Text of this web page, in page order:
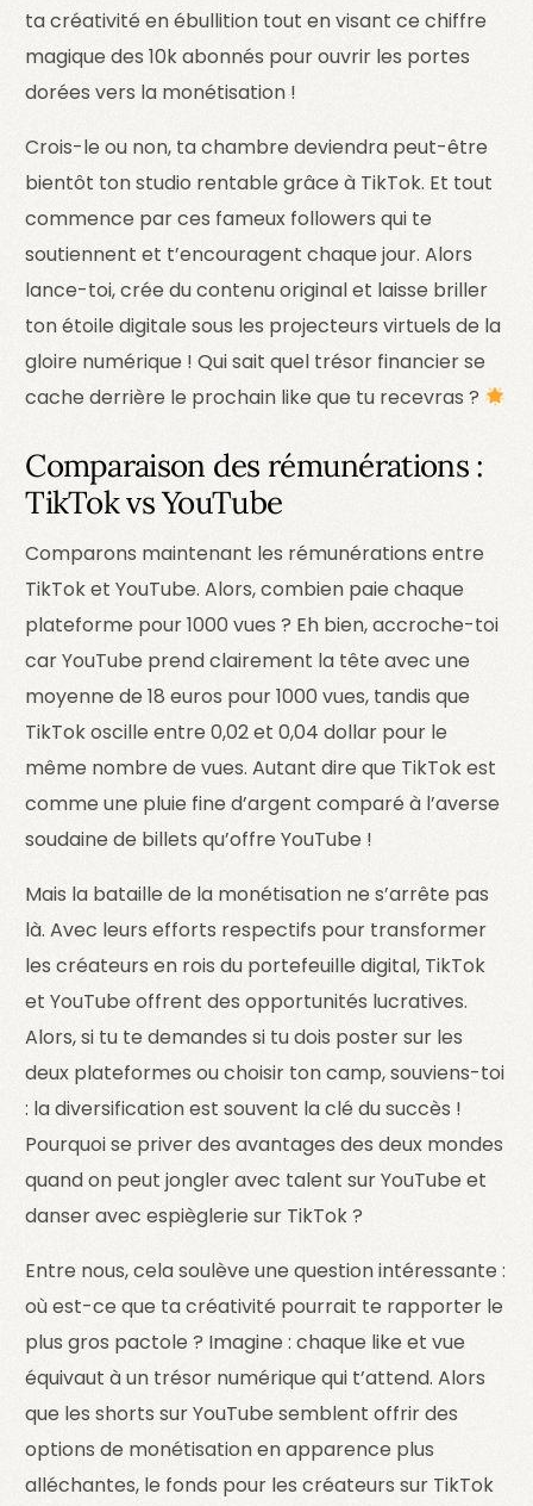
ta créativité en ébullition tout en visant ce chiffre
magique des 10k abonnés pour ouvrir les portes
dorées vers la monétisation !
Crois-le ou non, ta chambre deviendra peut-être
bientôt ton studio rentable grâce à TikTok. Et tout
commence par ces fameux followers qui te
soutiennent et t’encouragent chaque jour. Alors
lance-toi, crée du contenu original et laisse briller
ton étoile digitale sous les projecteurs virtuels de la
gloire numérique ! Qui sait quel trésor financier se
cache derrière le prochain like que tu recevras ?
Comparaison des rémunérations :
TikTok vs YouTube
Comparons maintenant les rémunérations entre
TikTok et YouTube. Alors, combien paie chaque
plateforme pour 1000 vues ? Eh bien, accroche-toi
car YouTube prend clairement la tête avec une
moyenne de 18 euros pour 1000 vues, tandis que
TikTok oscille entre 0,02 et 0,04 dollar pour le
même nombre de vues. Autant dire que TikTok est
comme une pluie fine d’argent comparé à l’averse
soudaine de billets qu’offre YouTube !
Mais la bataille de la monétisation ne s’arrête pas
là. Avec leurs efforts respectifs pour transformer
les créateurs en rois du portefeuille digital, TikTok
et YouTube offrent des opportunités lucratives.
Alors, si tu te demandes si tu dois poster sur les
deux plateformes ou choisir ton camp, souviens-toi
: la diversification est souvent la clé du succès !
Pourquoi se priver des avantages des deux mondes
quand on peut jongler avec talent sur YouTube et
danser avec espièglerie sur TikTok ?
Entre nous, cela soulève une question intéressante :
où est-ce que ta créativité pourrait te rapporter le
plus gros pactole ? Imagine : chaque like et vue
équivaut à un trésor numérique qui t’attend. Alors
que les shorts sur YouTube semblent offrir des
options de monétisation en apparence plus
alléchantes, le fonds pour les créateurs sur TikTok